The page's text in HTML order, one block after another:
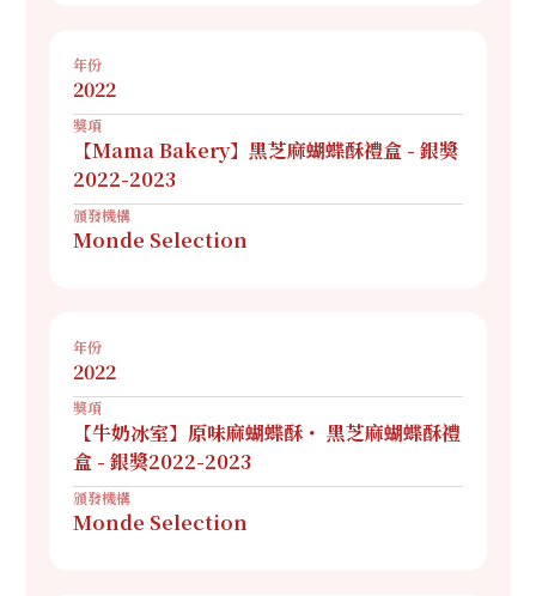
年份
2022
獎項
【Mama Bakery】黑芝麻蝴蝶酥禮盒 - 銀獎
2022-2023
頒發機構
Monde Selection
年份
2022
獎項
【牛奶冰室】原味麻蝴蝶酥・ 黑芝麻蝴蝶酥禮
盒 - 銀獎2022-2023
頒發機構
Monde Selection